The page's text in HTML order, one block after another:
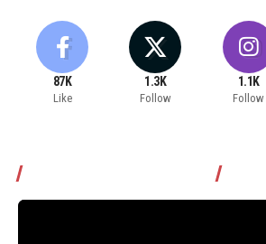
87K
Like
1.3K
Follow
1.1K
Follow